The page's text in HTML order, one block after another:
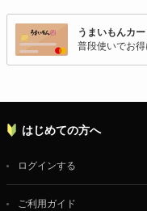
うまいもんカ
普段使いでお得
はじめての方へ
ログインする
ご利用ガイド